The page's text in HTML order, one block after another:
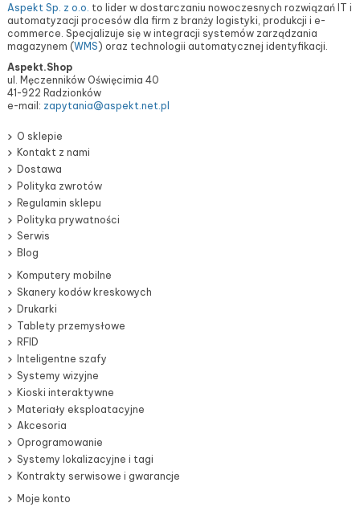
Aspekt Sp. z o.o. to lider w dostarczaniu nowoczesnych rozwiązań IT i
automatyzacji procesów dla firm z branży logistyki, produkcji i e-
commerce. Specjalizuje się w integracji systemów zarządzania
magazynem (WMS) oraz technologii automatycznej identyfikacji.
Aspekt.Shop
ul. Męczenników Oświęcimia 40
41-922 Radzionków
e-mail: zapytania@aspekt.net.pl
O sklepie
Kontakt z nami
Dostawa
Polityka zwrotów
Regulamin sklepu
Polityka prywatności
Serwis
Blog
Komputery mobilne
Skanery kodów kreskowych
Drukarki
Tablety przemysłowe
RFID
Inteligentne szafy
Systemy wizyjne
Kioski interaktywne
Materiały eksploatacyjne
Akcesoria
Oprogramowanie
Systemy lokalizacyjne i tagi
Kontrakty serwisowe i gwarancje
Moje konto